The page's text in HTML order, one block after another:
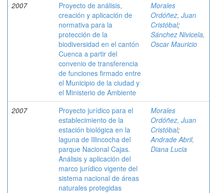
2007
Proyecto de análisis,
creación y aplicación de
normativa para la
protección de la
biodiversidad en el cantón
Cuenca a partir del
convenio de transferencia
de funciones firmado entre
el Municipio de la ciudad y
el Ministerio de Ambiente
Morales
Ordóñez, Juan
Cristóbal;
Sánchez Nivicela,
Oscar Mauricio
2007
Proyecto jurídico para el
establecimiento de la
estación biológica en la
laguna de Illincocha del
parque Nacional Cajas.
Análisis y aplicación del
marco jurídico vigente del
sistema nacional de áreas
naturales protegidas
Morales
Ordóñez, Juan
Cristóbal;
Andrade Abril,
Diana Lucia